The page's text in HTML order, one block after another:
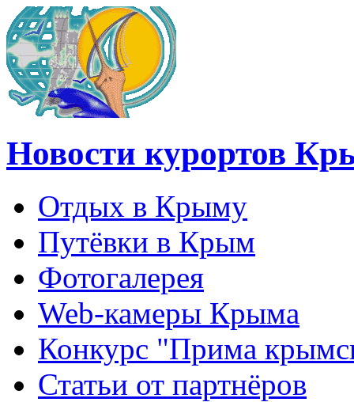
Новости курортов
Отдых в Крыму
Путёвки в Крым
Фотогалерея
Web-камеры Крыма
Конкурс "Прима
Статьи от партнёров